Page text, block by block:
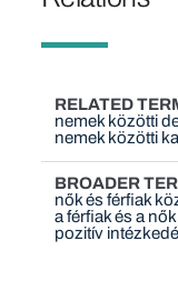
RELATED
nemek közötti
nemek közötti
BROADER
nők és férfiak
a férfiak és a
pozitív